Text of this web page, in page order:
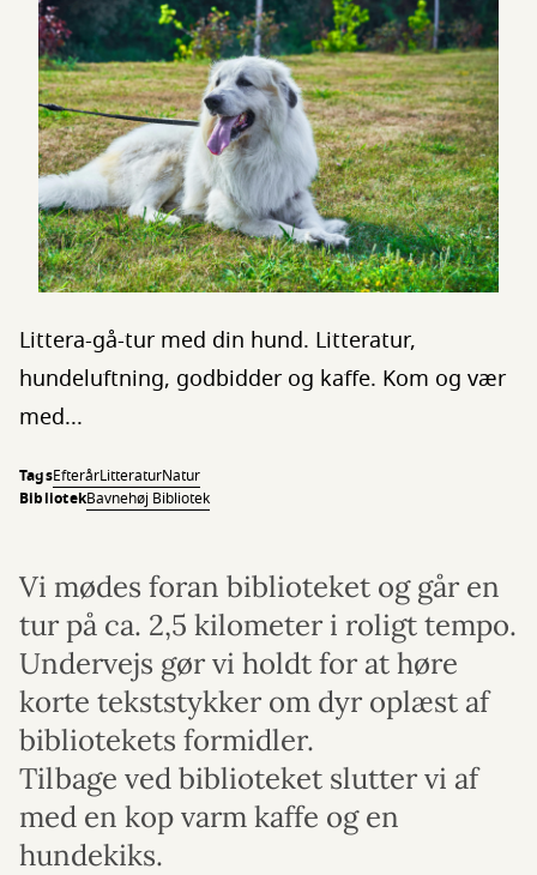
Littera-gå-tur med din hund. Litteratur,
hundeluftning, godbidder og kaffe. Kom og vær
med...
TagsEfterårLitteraturNatur
BibliotekBavnehøj Bibliotek
Vi mødes foran biblioteket og går en
tur på ca. 2,5 kilometer i roligt tempo.
Undervejs gør vi holdt for at høre
korte tekststykker om dyr oplæst af
bibliotekets formidler.
Tilbage ved biblioteket slutter vi af
med en kop varm kaffe og en
hundekiks.